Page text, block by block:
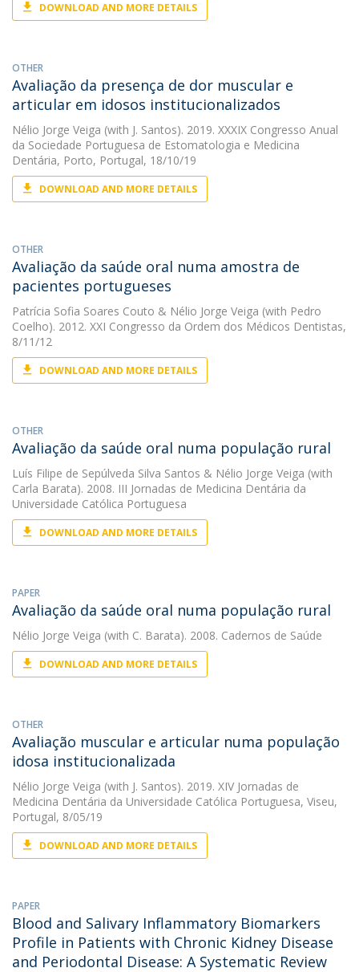
DOWNLOAD AND MORE DETAILS
OTHER
Avaliação da presença de dor muscular e
articular em idosos institucionalizados
Nélio Jorge Veiga (with J. Santos). 2019. XXXIX Congresso Anual
da Sociedade Portuguesa de Estomatologia e Medicina
Dentária, Porto, Portugal, 18/10/19
DOWNLOAD AND MORE DETAILS
OTHER
Avaliação da saúde oral numa amostra de
pacientes portugueses
Patrícia Sofia Soares Couto & Nélio Jorge Veiga (with Pedro
Coelho). 2012. XXI Congresso da Ordem dos Médicos Dentistas,
8/11/12
DOWNLOAD AND MORE DETAILS
OTHER
Avaliação da saúde oral numa população rural
Luís Filipe de Sepúlveda Silva Santos & Nélio Jorge Veiga (with
Carla Barata). 2008. III Jornadas de Medicina Dentária da
Universidade Católica Portuguesa
DOWNLOAD AND MORE DETAILS
PAPER
Avaliação da saúde oral numa população rural
Nélio Jorge Veiga (with C. Barata). 2008. Cadernos de Saúde
DOWNLOAD AND MORE DETAILS
OTHER
Avaliação muscular e articular numa população
idosa institucionalizada
Nélio Jorge Veiga (with J. Santos). 2019. XIV Jornadas de
Medicina Dentária da Universidade Católica Portuguesa, Viseu,
Portugal, 8/05/19
DOWNLOAD AND MORE DETAILS
PAPER
Blood and Salivary Inflammatory Biomarkers
Profile in Patients with Chronic Kidney Disease
and Periodontal Disease: A Systematic Review